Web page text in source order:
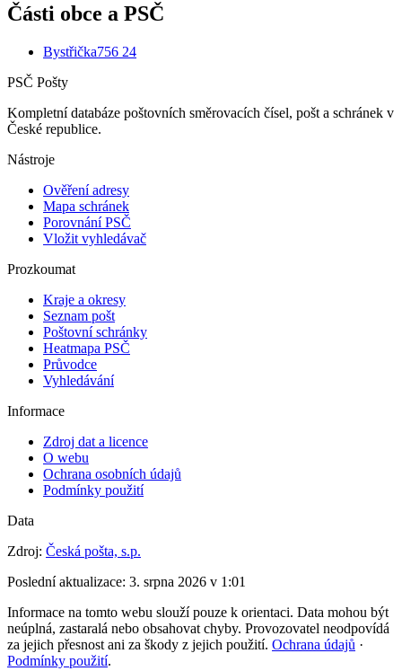
Části obce a PSČ
Bystřička756 24
PSČ Pošty
Kompletní databáze poštovních směrovacích čísel, pošt a schránek v
České republice.
Nástroje
Ověření adresy
Mapa schránek
Porovnání PSČ
Vložit vyhledávač
Prozkoumat
Kraje a okresy
Seznam pošt
Poštovní schránky
Heatmapa PSČ
Průvodce
Vyhledávání
Informace
Zdroj dat a licence
O webu
Ochrana osobních údajů
Podmínky použití
Data
Zdroj: Česká pošta, s.p.
Poslední aktualizace: 3. srpna 2026 v 1:01
Informace na tomto webu slouží pouze k orientaci. Data mohou být
neúplná, zastaralá nebo obsahovat chyby. Provozovatel neodpovídá
za jejich přesnost ani za škody z jejich použití. Ochrana údajů ·
Podmínky použití.